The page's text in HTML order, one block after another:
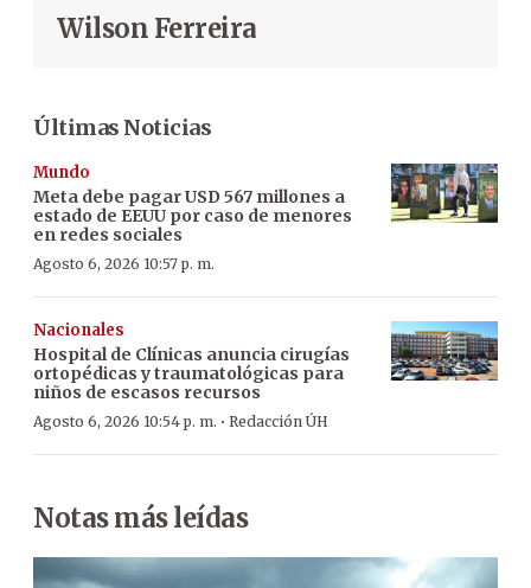
Wilson Ferreira
Últimas Noticias
Mundo
Meta debe pagar USD 567 millones a
estado de EEUU por caso de menores
en redes sociales
Agosto 6, 2026 10:57 p. m.
Nacionales
Hospital de Clínicas anuncia cirugías
ortopédicas y traumatológicas para
niños de escasos recursos
Agosto 6, 2026 10:54 p. m. · Redacción ÚH
Notas más leídas